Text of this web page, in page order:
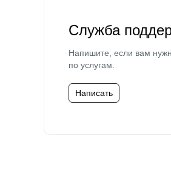
Служба
Напишите, если вам
по услугам.
Написать